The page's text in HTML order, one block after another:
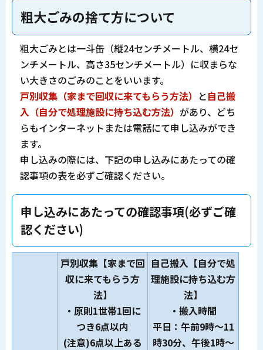
粗大ごみの捨て方について
粗大ごみとは一斗缶（縦24センチメートル、横24セ
ンチメートル、高さ35センチメートル）に収まらな
い大きさのごみのことをいいます。
戸別収集（家まで回収に来てもらう方法） と自己搬
入（自分で処理施設に持ち込む方法） があり、どち
らもインターネットまたは電話にて申し込みができ
ます。
申し込みの際には、下記の申し込みにあたっての確
認事項の表を必ずご確認ください。
申し込みにあたっての確認事項(必ずご確
認ください)
戸別収集【家まで回
収に来てもらう方
法】
・原則1世帯1回に
つき6点以内
(注意)6点以上ある
自己搬入【自分で処
理施設に持ち込む方
法】
・搬入時間
平日：午前9時～11
時30分、午後1時～